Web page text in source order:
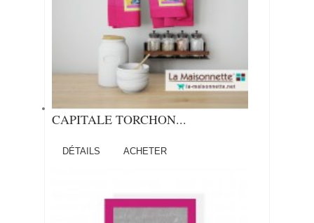
CAPITALE TORCHON...
DÉTAILS ACHETER